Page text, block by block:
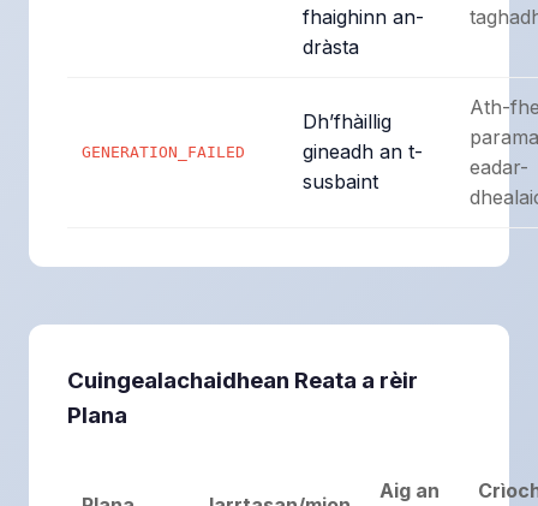
fhaighinn an-
dràsta
GENERATION_FAILED
Dh’fhàillig
gineadh an t-
susbaint
Ath-
eadar-
Cuingealachaidhean Reata a rèir
Plana
Aig an